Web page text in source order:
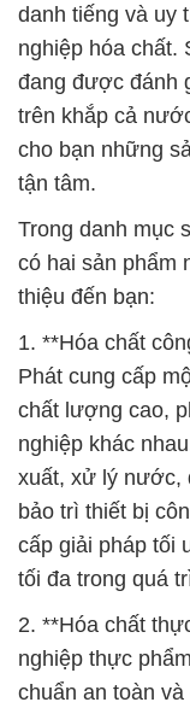
danh tiếng và uy
nghiệp hóa chất.
đang được đánh
trên khắp cả
cho bạn những
tận tâm.
Trong danh mục
có hai sản phẩm
thiệu đến bạn:
1. **Hóa chất
Phát cung cấp
chất lượng cao,
nghiệp khác
xuất, xử lý nước,
bảo trì thiết bị
cấp giải pháp tối
tối đa trong quá
2. **Hóa chất
nghiệp thực
chuẩn an toàn